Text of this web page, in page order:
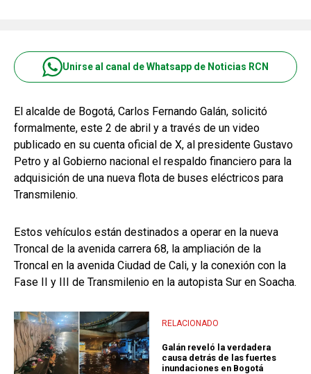
Unirse al canal de Whatsapp de Noticias RCN
El alcalde de Bogotá, Carlos Fernando Galán, solicitó
formalmente, este 2 de abril y a través de un video
publicado en su cuenta oficial de X, al presidente Gustavo
Petro y al Gobierno nacional el respaldo financiero para la
adquisición de una nueva flota de buses eléctricos para
Transmilenio.
Estos vehículos están destinados a operar en la nueva
Troncal de la avenida carrera 68, la ampliación de la
Troncal en la avenida Ciudad de Cali, y la conexión con la
Fase II y III de Transmilenio en la autopista Sur en Soacha.
RELACIONADO
Galán reveló la verdadera
causa detrás de las fuertes
inundaciones en Bogotá